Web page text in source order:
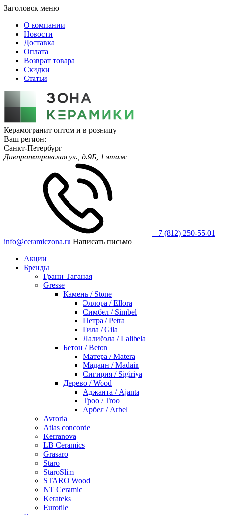
Заголовок меню
О компании
Новости
Доставка
Оплата
Возврат товара
Скидки
Статьи
Керамогранит оптом и в розницу
Ваш регион:
Санкт-Петербург
Днепропетровская ул., д.9Б, 1 этаж
+7 (812) 250-55-01
info@ceramiczona.ru Написать письмо
Акции
Бренды
Грани Таганая
Gresse
Камень / Stone
Эллора / Ellora
Симбел / Simbel
Петра / Petra
Гила / Gila
Лалибэла / Lalibela
Бетон / Beton
Матера / Matera
Мадаин / Madain
Сигирия / Sigiriya
Дерево / Wood
Аджанта / Ajanta
Троо / Troo
Арбел / Arbel
Avroria
Atlas concorde
Kerranova
LB Ceramics
Grasaro
Staro
StaroSlim
STARO Wood
NT Ceramic
Kerateks
Eurotile